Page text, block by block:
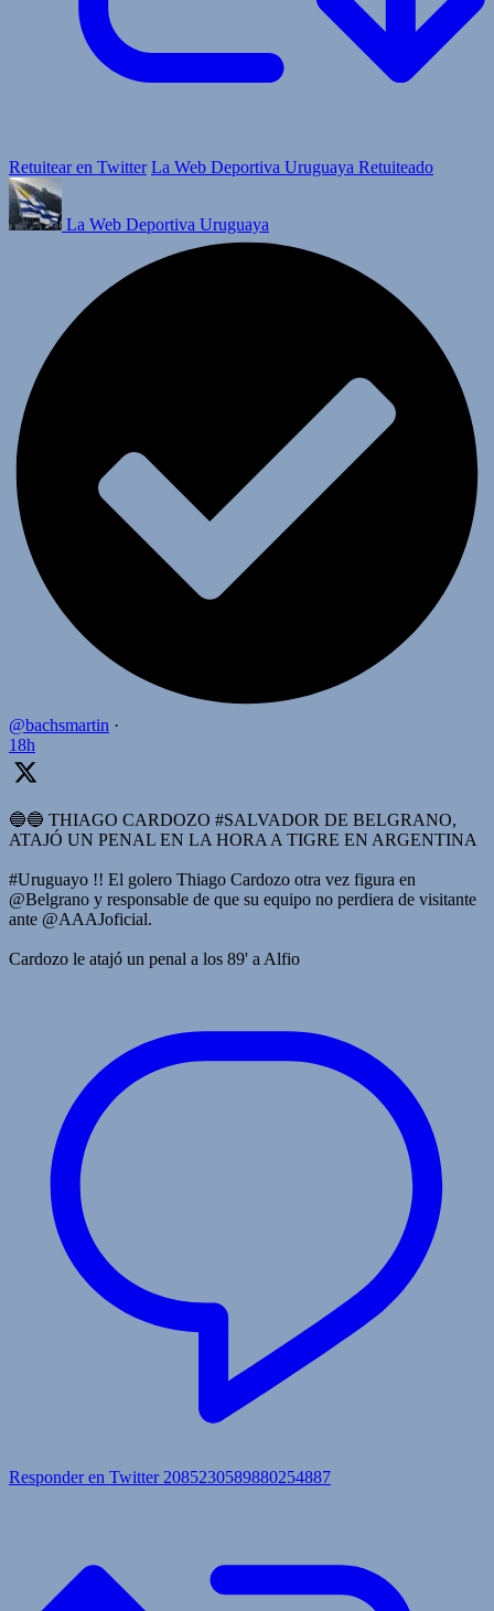
Retuitear en Twitter La Web Deportiva Uruguaya Retuiteado
La Web Deportiva Uruguaya
@bachsmartin ·
18h
🔵🔵 THIAGO CARDOZO #SALVADOR DE BELGRANO,
ATAJÓ UN PENAL EN LA HORA A TIGRE EN ARGENTINA
#Uruguayo !! El golero Thiago Cardozo otra vez figura en
@Belgrano y responsable de que su equipo no perdiera de visitante
ante @AAAJoficial.
Cardozo le atajó un penal a los 89' a Alfio
Responder en Twitter 2085230589880254887